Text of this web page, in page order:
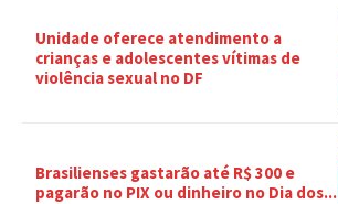
Unidade oferece atendimento a
crianças e adolescentes vítimas de
violência sexual no DF
Brasilienses gastarão até R$ 300 e
pagarão no PIX ou dinheiro no Dia dos...